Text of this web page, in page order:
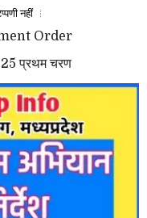
नहीं
Order
प्रथम चरण